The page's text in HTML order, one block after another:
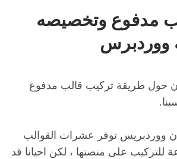
مدفوع وتخصيصه
ووردبرس
حول طريقة تركيب قالب مدفوع
أن ووردبريس توفر عشرات القوالب
للتركيب على منصتها ، لكن احيانا قد